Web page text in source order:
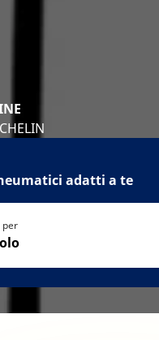
adatti a te
per